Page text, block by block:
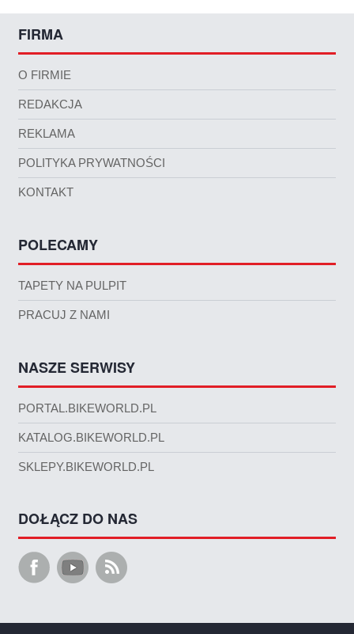
FIRMA
O FIRMIE
REDAKCJA
REKLAMA
POLITYKA PRYWATNOŚCI
KONTAKT
POLECAMY
TAPETY NA PULPIT
PRACUJ Z NAMI
NASZE SERWISY
PORTAL.BIKEWORLD.PL
KATALOG.BIKEWORLD.PL
SKLEPY.BIKEWORLD.PL
DOŁĄCZ DO NAS